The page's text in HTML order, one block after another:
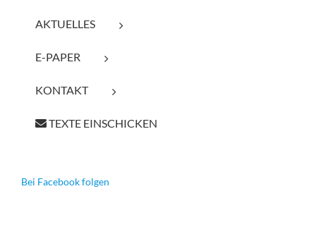
AKTUELLES
E-PAPER
KONTAKT
TEXTE EINSCHICKEN
Bei Facebook folgen